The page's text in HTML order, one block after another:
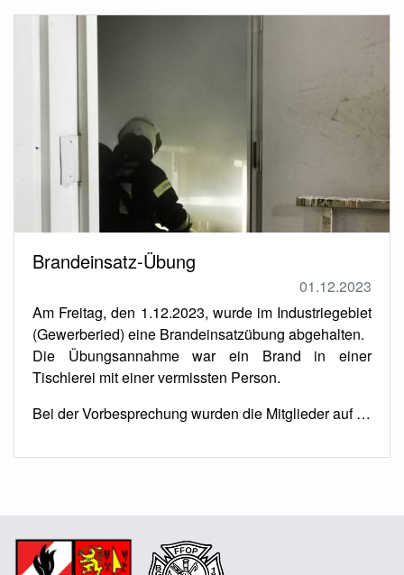
Brandeinsatz-Übung
01.12.2023
Am Freitag, den 1.12.2023, wurde im Industriegebiet
(Gewerberied) eine Brandeinsatzübung abgehalten.
Die Übungsannahme war ein Brand in einer
Tischlerei mit einer vermissten Person.
Bei der Vorbesprechung wurden die Mitglieder auf …